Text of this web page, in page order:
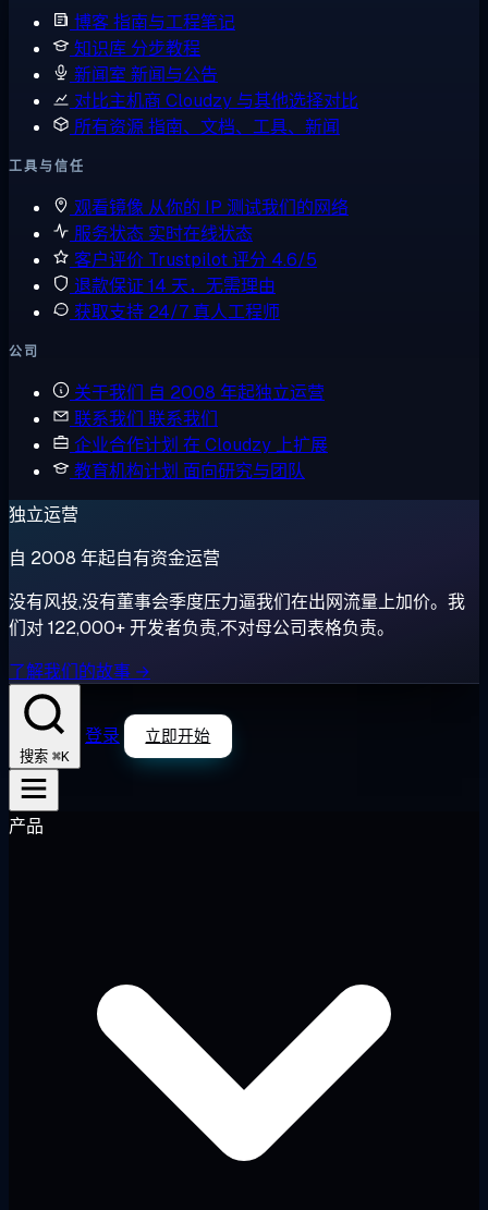
博客指南与工程笔记
知识库 分步教程
新闻室 新闻与公告
对比主机商 Cloudzy 与其他选择对比
所有资源指南、文档、工具、新闻
工具与信任
观看镜像 从你的 IP 测试我们的网络
服务状态 实时在线状态
客户评价 Trustpilot 评分 4.6/5
退款保证 14 天，无需理由
获取支持 24/7 真人工程师
公司
关于我们 自 2008 年起独立运营
联系我们 联系我们
企业合作计划 在 Cloudzy 上扩展
教育机构计划 面向研究与团队
独立运营
自 2008 年起自有资金运营
没有风投,没有董事会季度压力逼我们在出网流量上加价。我
们对 122,000+ 开发者负责,不对母公司表格负责。
了解我们的故事 →
搜索 ⌘K
登录 立即开始
产品